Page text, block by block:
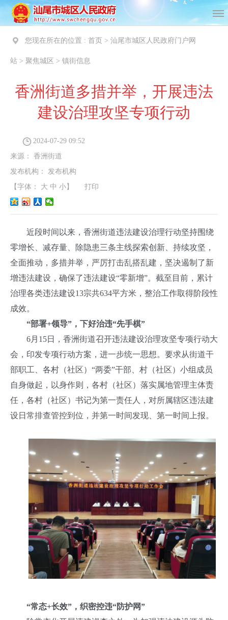
您现在所在的位置 : 首页 > 汕尾市城区人民政府门户网
站 > 聚焦城区 > 镇街信息
香洲街道多措并举，开展违法
建设治理攻坚专项行动
2024-07-29 09:52
来源： 香洲街道
发布机构： 发布机构
【字体： 大 中 小 】 打印
近段时间以来，香洲街道违法建设治理行动坚持围绕
零增长、减存量、除隐患三条主线探索创新、持续攻坚，
全面推动，多措并举，严厉打击乱搭乱建，坚决遏制了新
增违法建设，确保了违法建设“零新增”。截至目前，累计
治理各类违法建设13宗共634平方米，整治工作取得阶段性
成效。
“部署+领导”，下好治违“先手棋”
6月15日，香洲街道召开违法建设治理攻坚专项行动大
会，印发专项行动方案，进一步统一思想。要求从街道干
部职工、各村（社区）“两委”干部、村（社区）小组成员
自身做起，以身作则，各村（社区）落实属地管理主体责
任，各村（社区）书记为第一责任人，对所属辖区违法建
设日常排查管控到位，并第一时间发现、第一时间上报。
“常态+长效”，织密控违“防护网”